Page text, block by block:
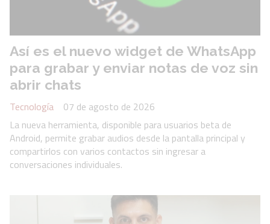
Así es el nuevo widget de WhatsApp
para grabar y enviar notas de voz sin
abrir chats
Tecnología
07 de agosto de 2026
La nueva herramienta, disponible para usuarios beta de
Android, permite grabar audios desde la pantalla principal y
compartirlos con varios contactos sin ingresar a
conversaciones individuales.